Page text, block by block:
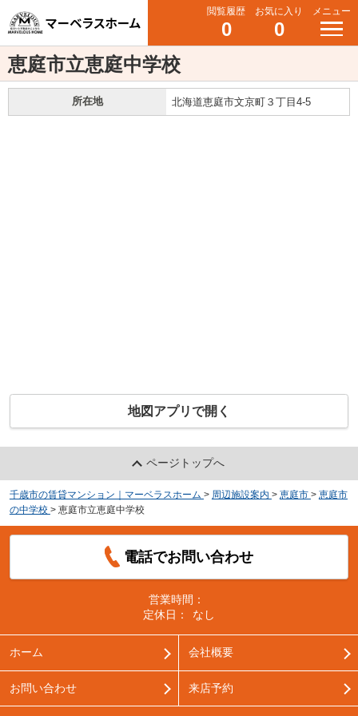
閲覧履歴
0
お気に入り
0
メニュー
恵庭市立恵庭中学校
所在地 北海道恵庭市文京町３丁目4-5
地図アプリで開く
ページトップへ
千歳市の賃貸マンション｜マーベラスホーム > 周辺施設案内 > 恵庭市 > 恵庭市
の中学校 > 恵庭市立恵庭中学校
電話でお問い合わせ
営業時間：
定休日：
なし
ホーム 会社概要
お問い合わせ 来店予約